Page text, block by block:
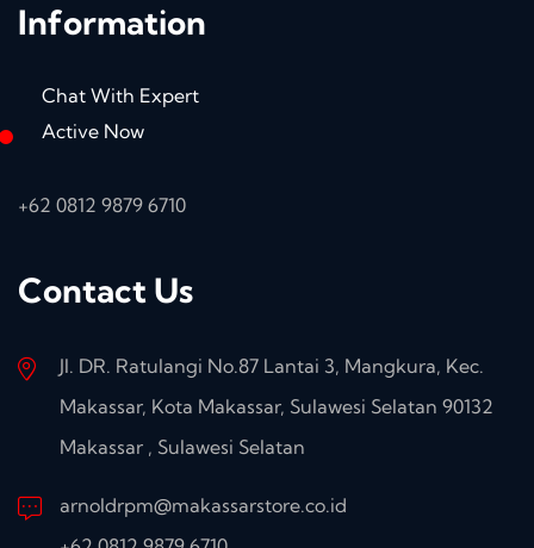
Information
Chat With Expert
Active Now
+62 0812 9879 6710
Contact Us
Jl. DR. Ratulangi No.87 Lantai 3, Mangkura, Kec.
Makassar, Kota Makassar, Sulawesi Selatan 90132
Makassar , Sulawesi Selatan
arnoldrpm@makassarstore.co.id